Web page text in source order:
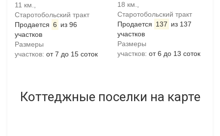
11 км.,
Старотобольский тракт
Продается 6 из 96
участков
Размеры
участков: от 7 до 15 соток
18 км.,
Старотобольский тракт
Продается 137 из 137
участков
Размеры
участков: от 6 до 13 соток
Коттеджные поселки на карте